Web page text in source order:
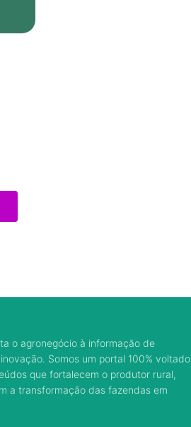
o agronegócio à informação de
Somos um portal 100% voltado
que fortalecem o produtor rural,
a transformação das fazendas em